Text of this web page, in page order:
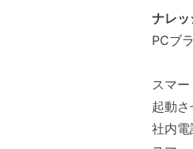
ナレ
PCブ
スマ
起動
社内電